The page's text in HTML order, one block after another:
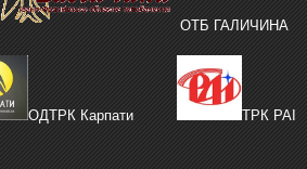
ОТБ ГАЛИЧИНА
ОДТРК Карпати ТРК РАІ